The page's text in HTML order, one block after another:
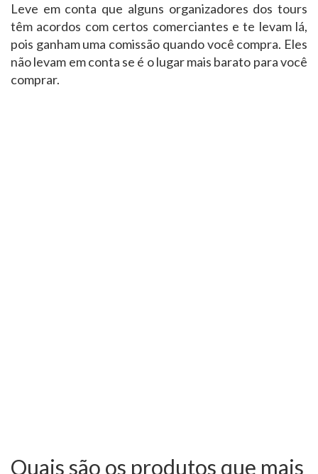
Leve em conta que alguns organizadores dos tours
têm acordos com certos comerciantes e te levam lá,
pois ganham uma comissão quando você compra. Eles
não levam em conta se é o lugar mais barato para você
comprar.
Quais são os produtos que mais